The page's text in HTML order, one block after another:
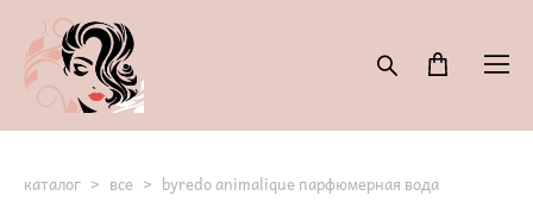
каталог > все > byredo animalique парфюмерная вода